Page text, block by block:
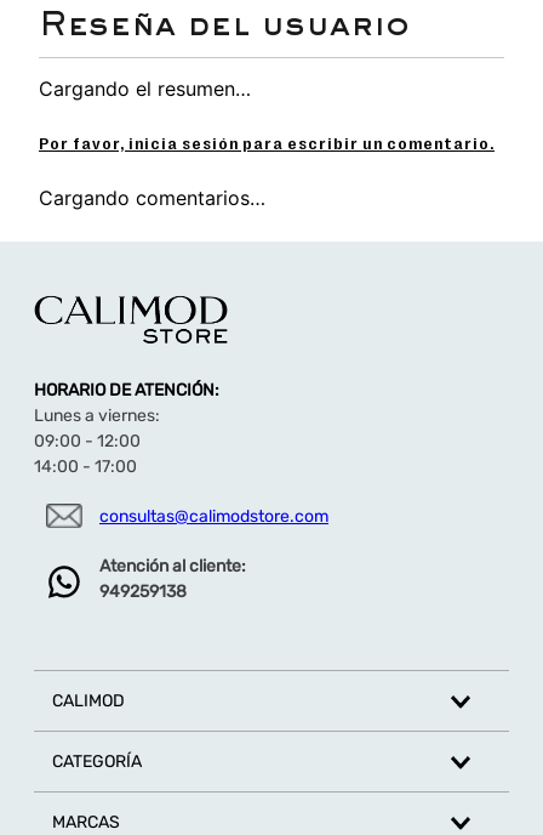
Planta anatómica, ligera y flexible para mayor
Interior suave que garantiza confort en cada
paso.
único.
Cargando el resumen…
Por favor, inicia sesión para escribir un comentario.
Cargando comentarios…
HORARIO DE ATENCIÓN:
Lunes a viernes:
09:00 - 12:00
14:00 - 17:00
consultas@calimodstore.com
Atención al cliente:
949259138
CALIMOD
CATEGORÍA
MARCAS